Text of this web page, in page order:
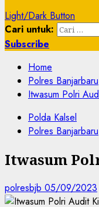
Light/Dark Button
Cari untuk:
Subscribe
Home
Polres Banjarbaru
Itwasum Polri
Polda Kalsel
Polres Banjarbaru
Itwasum
polresbjb 05/09/2023